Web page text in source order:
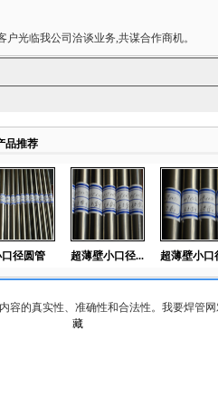
光临我公司洽谈业务,共谋合作商机。
品推荐
径圆管 超薄壁小口径... 超薄壁小口
的真实性、准确性和合法性。我要焊管网
藏